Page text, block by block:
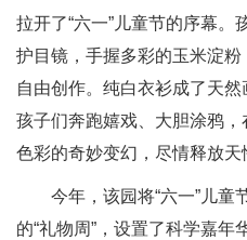
拉开了“六一”儿童节的序幕
护目镜，手握多彩的玉米淀粉
自由创作。纯白衣衫成了天然
孩子们奔跑嬉戏、大胆涂鸦
色彩的奇妙变幻，尽情释放天
今年，该园将“六一”儿童
的“礼物周”，设置了科学嘉